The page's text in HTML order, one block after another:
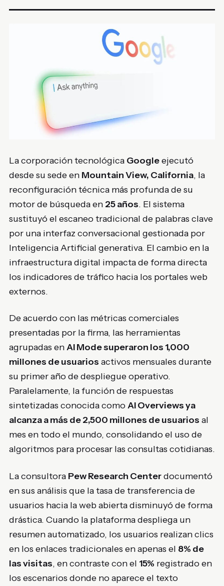
La corporación tecnológica Googleejecutó
desde su sede en Mountain View, California, la
reconfiguración técnica más profunda de su
motor de búsqueda en 25 años. El sistema
sustituyó el escaneo tradicional de palabras clave
por una interfaz conversacional gestionada por
Inteligencia Artificial generativa. El cambio en la
infraestructura digital impacta de forma directa
los indicadores de tráfico hacia los portales web
externos.
De acuerdo con las métricas comerciales
presentadas por la firma, las herramientas
agrupadas enAI Mode superaron los 1,000
millones de usuarios activos mensuales durante
su primer año de despliegue operativo.
Paralelamente, la función de respuestas
sintetizadas conocida comoAI Overviews ya
alcanza a más de 2,500 millones de usuarios al
mes en todo el mundo, consolidando el uso de
algoritmos para procesar las consultas cotidianas.
La consultora Pew Research Centerdocumentó
en sus análisis que la tasa de transferencia de
usuarios hacia la web abierta disminuyó de forma
drástica. Cuando la plataforma despliega un
resumen automatizado, los usuarios realizan clics
en los enlaces tradicionales en apenas el 8% de
las visitas, en contraste con el 15% registrado en
los escenarios donde no aparece el texto